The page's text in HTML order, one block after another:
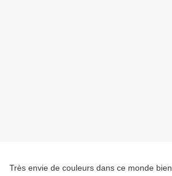
Très envie de couleurs dans ce monde